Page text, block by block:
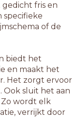
fris en
specifieke
of de
biedt het
en maakt het
Het zorgt ervoor
Ook sluit het aan
wordt elk
verrijkt door